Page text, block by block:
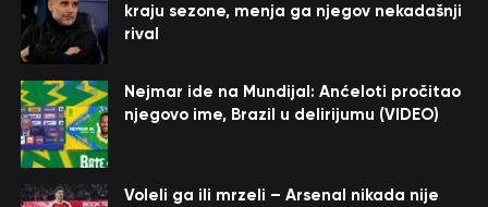
kraju sezone, menja ga njegov nekadašnji
rival
Nejmar ide na Mundijal: Anćeloti pročitao
njegovo ime, Brazil u delirijumu (VIDEO)
Voleli ga ili mrzeli – Arsenal nikada nije